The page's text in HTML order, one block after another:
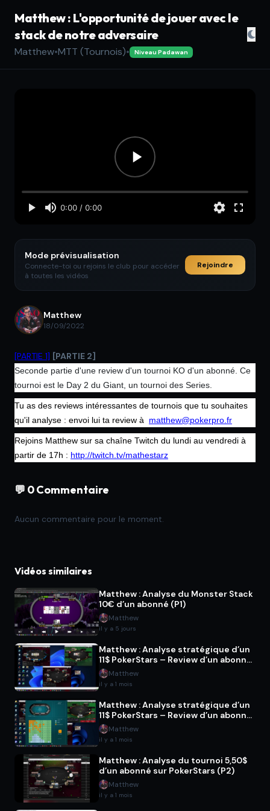
Matthew : L'opportunité de jouer avec le
stack de notre adversaire
Matthew•MTT (Tournois)• Niveau Padawan
Mode prévisualisation
Connecte-toi ou rejoins le club pour accéder
à toutes les vidéos
Rejoindre
Matthew
18/09/2022
[PARTIE 1] [PARTIE 2]
Seconde partie d'une review d'un tournoi KO d'un abonné. Ce
tournoi est le Day 2 du Giant, un tournoi des Series.
Tu as des reviews intéressantes de tournois que tu souhaites
qu'il analyse : envoi lui ta review à
matthew@pokerpro.fr
Rejoins Matthew sur sa chaîne Twitch du lundi au vendredi à
partir de 17h : http://twitch.tv/mathestarz
💬 0 Commentaire
Aucun commentaire pour le moment.
Vidéos similaires
Matthew : Analyse du Monster Stack
10€ d’un abonné (P1)
Matthew
il y a 5 jours
Matthew : Analyse stratégique d’un
11$ PokerStars – Review d’un abonné
(P2)Matthew
il y a 1 mois
Matthew : Analyse stratégique d’un
11$ PokerStars – Review d’un abonné
(P1)Matthew
il y a 1 mois
Matthew : Analyse du tournoi 5,50$
d’un abonné sur PokerStars (P2)
Matthew
il y a 1 mois